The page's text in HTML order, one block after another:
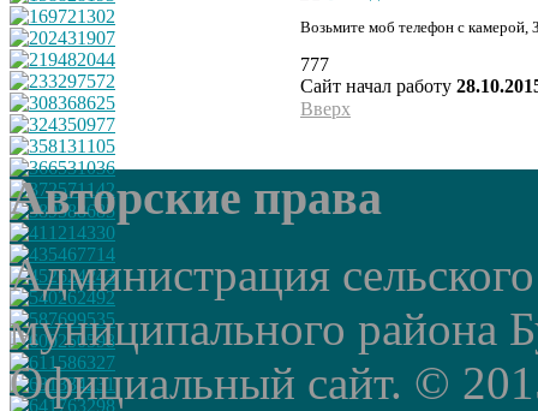
Возьмите моб телефон с камерой,
777
Сайт начал работу
Вверх
Авторские права
Администрация
муниципального района
Официальный сайт. ©